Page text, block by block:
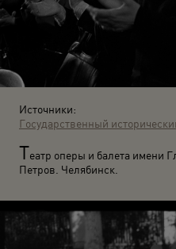
Источники:
Государственный
Театр оперы и балета имени
Петров. Челябинск.